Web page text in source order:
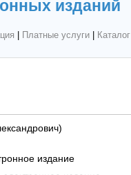
изданий
Платные услуги| Каталог|
издание